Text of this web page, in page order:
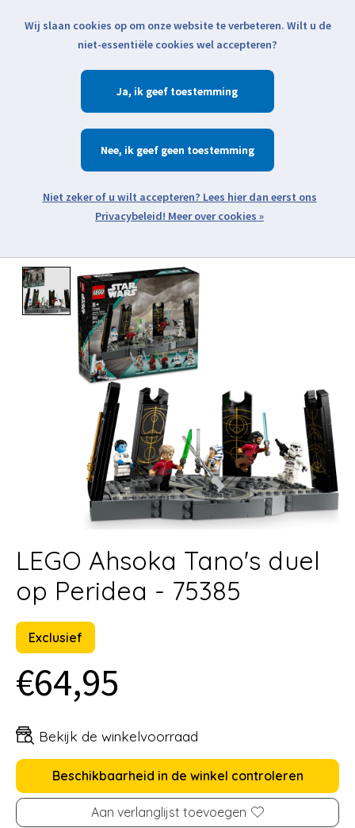
Klik voor actuele verzendinformatie...
Verlanglijst
Zoeken
Open webshop menu
Product image slideshow Items
LEGO Ahsoka Tano's duel
op Peridea - 75385
Exclusief
€64,95
Bekijk de winkelvoorraad
Beschikbaarheid in de winkel controleren
Aan verlanglijst toevoegen
Wij slaan cookies op om onze website te verbeteren. Wilt u de
niet-essentiële cookies wel accepteren?
Ja
Nee
Meer over cookies »